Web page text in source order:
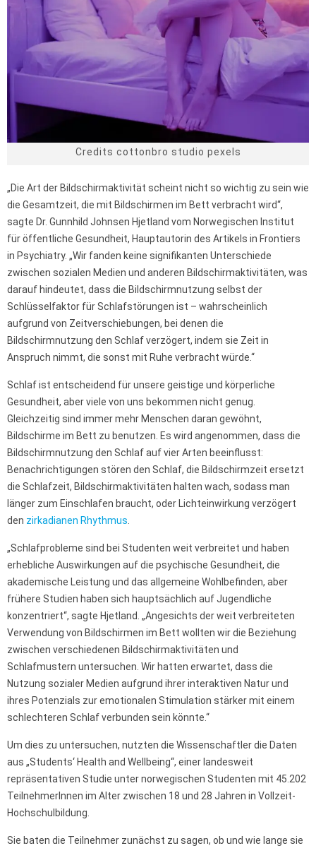
Credits cottonbro studio pexels
„Die Art der Bildschirmaktivität scheint nicht so wichtig zu sein wie
die Gesamtzeit, die mit Bildschirmen im Bett verbracht wird“,
sagte Dr. Gunnhild Johnsen Hjetland vom Norwegischen Institut
für öffentliche Gesundheit, Hauptautorin des Artikels in Frontiers
in Psychiatry. „Wir fanden keine signifikanten Unterschiede
zwischen sozialen Medien und anderen Bildschirmaktivitäten, was
darauf hindeutet, dass die Bildschirmnutzung selbst der
Schlüsselfaktor für Schlafstörungen ist – wahrscheinlich
aufgrund von Zeitverschiebungen, bei denen die
Bildschirmnutzung den Schlaf verzögert, indem sie Zeit in
Anspruch nimmt, die sonst mit Ruhe verbracht würde.“
Schlaf ist entscheidend für unsere geistige und körperliche
Gesundheit, aber viele von uns bekommen nicht genug.
Gleichzeitig sind immer mehr Menschen daran gewöhnt,
Bildschirme im Bett zu benutzen. Es wird angenommen, dass die
Bildschirmnutzung den Schlaf auf vier Arten beeinflusst:
Benachrichtigungen stören den Schlaf, die Bildschirmzeit ersetzt
die Schlafzeit, Bildschirmaktivitäten halten wach, sodass man
länger zum Einschlafen braucht, oder Lichteinwirkung verzögert
den zirkadianen Rhythmus.
„Schlafprobleme sind bei Studenten weit verbreitet und haben
erhebliche Auswirkungen auf die psychische Gesundheit, die
akademische Leistung und das allgemeine Wohlbefinden, aber
frühere Studien haben sich hauptsächlich auf Jugendliche
konzentriert“, sagte Hjetland. „Angesichts der weit verbreiteten
Verwendung von Bildschirmen im Bett wollten wir die Beziehung
zwischen verschiedenen Bildschirmaktivitäten und
Schlafmustern untersuchen. Wir hatten erwartet, dass die
Nutzung sozialer Medien aufgrund ihrer interaktiven Natur und
ihres Potenzials zur emotionalen Stimulation stärker mit einem
schlechteren Schlaf verbunden sein könnte.“
Um dies zu untersuchen, nutzten die Wissenschaftler die Daten
aus „Students‘ Health and Wellbeing“, einer landesweit
repräsentativen Studie unter norwegischen Studenten mit 45.202
TeilnehmerInnen im Alter zwischen 18 und 28 Jahren in Vollzeit-
Hochschulbildung.
Sie baten die Teilnehmer zunächst zu sagen, ob und wie lange sie